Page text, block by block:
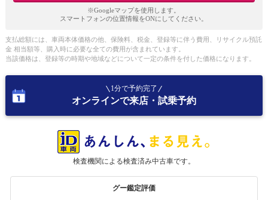
※Googleマップを使用します。
スマートフォンの位置情報をONにしてください。
支払総額には、車両本体価格の他、保険料、税金、登録等に伴う費用、リサイクル預託
金 相当額等、購入時に必要な全ての費用が含まれています。
当該価格は、登録等の時期や地域などについて一定の条件を付した価格になります。
1分で予約完了
オンラインで来店・試乗予約
検査機関による検査済み中古車です。
グー鑑定評価